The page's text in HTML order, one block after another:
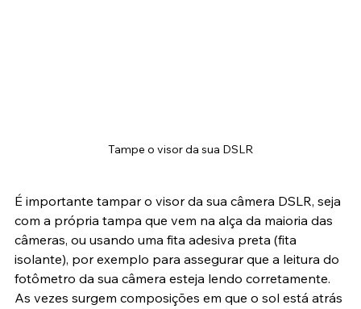
É importante tampar o visor da sua câmera DSLR, seja
com a própria tampa que vem na alça da maioria das
câmeras, ou usando uma fita adesiva preta (fita
isolante), por exemplo para assegurar que a leitura do
fotômetro da sua câmera esteja lendo corretamente.